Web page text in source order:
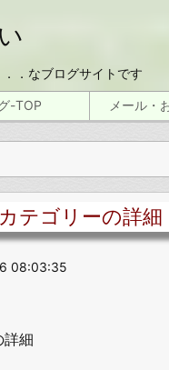
．なブログサイトです
-TOP メール・
テゴリーの詳細
08:03:35
詳細